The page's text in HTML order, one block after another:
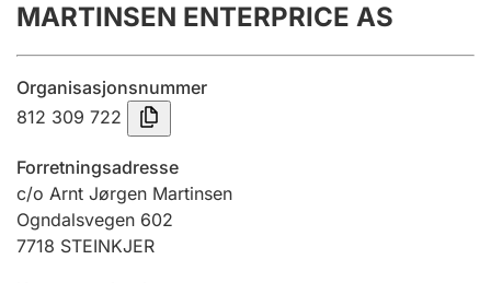
Årsrekneskap
Innsending og forseinkingsgebyr
Tinglysing
Jeger
Betaling og jegeravgiftskort
MARTINSEN ENTERPRICE AS
Organisasjonsnummer
812 309 722
Forretningsadresse
c/o Arnt Jørgen Martinsen
Ogndalsvegen 602
7718 STEINKJER